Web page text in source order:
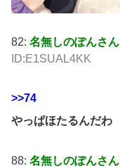
82: 名無しのぽんさん
ID:E1SUAL4KK
>>74
やっぱほたるんだわ
88: 名無しのぽんさん